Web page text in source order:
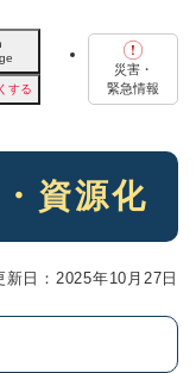
する
災害・
緊急情報
資源化
新日：2025年10月27日